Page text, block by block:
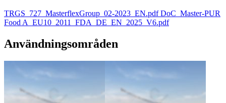
TRGS_727_MasterflexGroup_02-2023_EN.pdfDoC_Master-PUR
Food A_EU10_2011_FDA_DE_EN_2025_V6.pdf
Användningsområden